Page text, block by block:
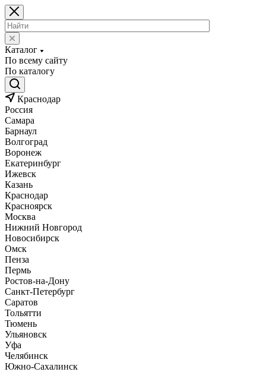
Каталог
По всему сайту
По каталогу
Краснодар
Россия
Самара
Барнаул
Волгоград
Воронеж
Екатеринбург
Ижевск
Казань
Краснодар
Красноярск
Москва
Нижний Новгород
Новосибирск
Омск
Пенза
Пермь
Ростов-на-Дону
Санкт-Петербург
Саратов
Тольятти
Тюмень
Ульяновск
Уфа
Челябинск
Южно-Сахалинск